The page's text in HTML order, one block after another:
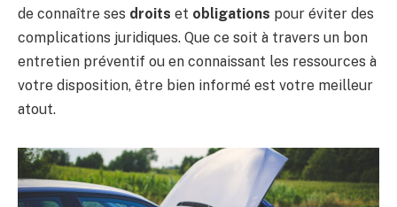
de connaître ses droits et obligations pour éviter des
complications juridiques. Que ce soit à travers un bon
entretien préventif ou en connaissant les ressources à
votre disposition, être bien informé est votre meilleur
atout.